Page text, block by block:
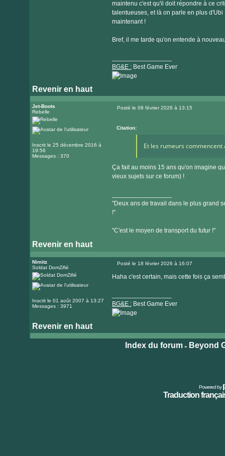
maintenu c'est qu'il doit répondre à ce
talentueuses, et là on parle en plus
maintenant !
Bref, il me tarde qu'on entende à
BG&E :Best Game Ever
Revenir en haut
Visiter
le
Jet-Boots
Rebelle
Inscrit le 25 décembre 2016 à
19:56
Messages : 370
Posté le 08 février 2026 à 13:15
Citation:
Et les rumeurs
Ça fait au moins 15 ans qu'on imagine
vieux sujets sur ce forum) !
"Deux ans de travail dans le plus grand
!"
"C'est le moyen de transport du futur !"
Revenir en haut
Nimitz
Soldat DomZifié
Inscrit le 01 août 2007 à 13:27
Messages : 3971
Posté le 18 février 2026 à 16:07
Haha c'est certain, mais cette fois ça
BG&E :Best Game Ever
Revenir en haut
Visiter
le
Index du forum» Beyond
Powered by
Traduction